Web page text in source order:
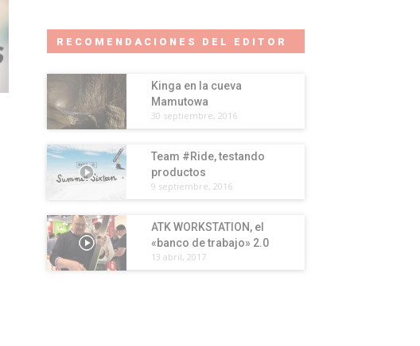
RECOMENDACIONES DEL EDITOR
Kinga en la cueva
Mamutowa
30 septiembre, 2016
Team #Ride, testando
productos
9 septiembre, 2016
ATK WORKSTATION, el
«banco de trabajo» 2.0
13 abril, 2017